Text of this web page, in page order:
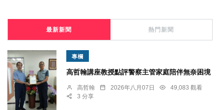
最新新聞 熱門新聞
專欄
高哲翰講座教授點評警察主管家庭陪伴無奈困境
高哲翰 2026年八月07日
49,083 觀看
3 分享